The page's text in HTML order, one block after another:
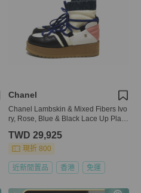
Chanel
Chanel Lambskin & Mixed Fibers Ivo
ry, Rose, Blue & Black Lace Up Platf
TWD 29,925
現折 800
近新閒置品 香港 免運